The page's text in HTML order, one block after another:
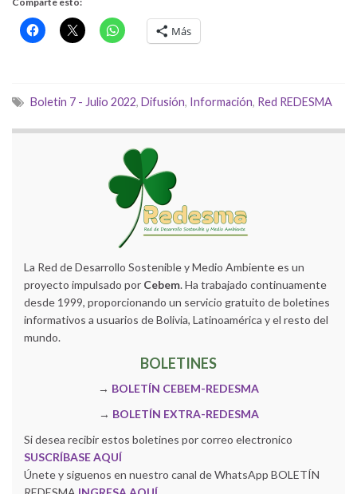
Más
Boletin 7 - Julio 2022, Difusión, Información, Red REDESMA
La Red de Desarrollo Sostenible y Medio Ambiente es un
proyecto impulsado por Cebem. Ha trabajado continuamente
desde 1999, proporcionando un servicio gratuito de boletines
informativos a usuarios de Bolivia, Latinoamérica y el resto del
mundo.
BOLETINES
→ BOLETÍN CEBEM-REDESMA
→ BOLETÍN EXTRA-REDESMA
Si desea recibir estos boletines por correo electronico
SUSCRÍBASE AQUÍ
Únete y siguenos en nuestro canal de WhatsApp BOLETÍN